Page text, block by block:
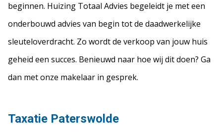
beginnen. Huizing Totaal Advies begeleidt je met een
onderbouwd advies van begin tot de daadwerkelijke
sleuteloverdracht. Zo wordt de verkoop van jouw huis
geheid een succes. Benieuwd naar hoe wij dit doen? Ga
dan met onze makelaar in gesprek.
Taxatie Paterswolde